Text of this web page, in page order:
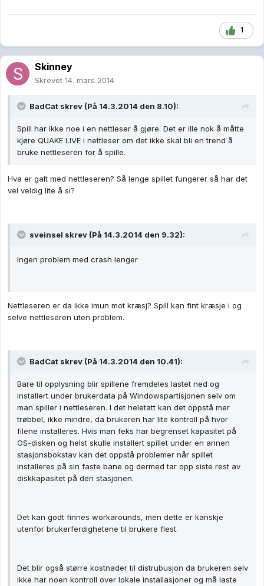
1
Skinney
Skrevet 14. mars 2014
BadCat skrev (På 14.3.2014 den 8.10):
Spill har ikke noe i en nettleser å gjøre. Det er ille nok å måtte
kjøre QUAKE LIVE i nettleser om det ikke skal bli en trend å
bruke nettleseren for å spille.
Hva er galt med nettleseren? Så lenge spillet fungerer så har det
vel veldig lite å si?
sveinsel skrev (På 14.3.2014 den 9.32):
Ingen problem med crash lenger
Nettleseren er da ikke imun mot kræsj? Spill kan fint kræsje i og
selve nettleseren uten problem.
BadCat skrev (På 14.3.2014 den 10.41):
Bare til opplysning blir spillene fremdeles lastet ned og
installert under brukerdata på Windowspartisjonen selv om
man spiller i nettleseren. I det heletatt kan det oppstå mer
trøbbel, ikke mindre, da brukeren har lite kontroll på hvor
filene installeres. Hvis man feks har begrenset kapasitet på
OS-disken og helst skulle installert spillet under en annen
stasjonsbokstav kan det oppstå problemer når spillet
installeres på sin faste bane og dermed tar opp siste rest av
diskkapasitet på den stasjonen.
Det kan godt finnes workarounds, men dette er kanskje
utenfor brukerferdighetene til brukere flest.
Det blir også større kostnader til distrubusjon da brukeren selv
ikke har noen kontroll over lokale installasjoner og må laste